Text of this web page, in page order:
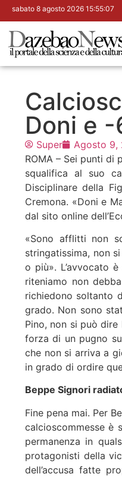
sabato 8 agosto 2026 15:55:08
Doni e
Super Agosto 9,
ROMA – Sei punti di
squalifica al suo
Disciplinare della
Cremona. «Doni e
dal sito online
«Sono afflitti non
stringatissima, non
o più». L’avvocato
riteniamo non
richiedono soltanto
grado. Non sono
Pino, non si può
forza di un pugno
che non si arriva a
in grado di ordire
Beppe Signori
Fine pena mai. Per
calcioscommesse è
permanenza in
protagonisti della
dell’accusa fatte